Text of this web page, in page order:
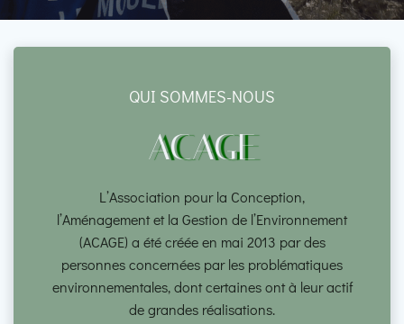
QUI SOMMES-NOUS
ACAGE
L’Association pour la Conception,
l’Aménagement et la Gestion de l’Environnement
(ACAGE) a été créée en mai 2013 par des
personnes concernées par les problématiques
environnementales, dont certaines ont à leur actif
de grandes réalisations.